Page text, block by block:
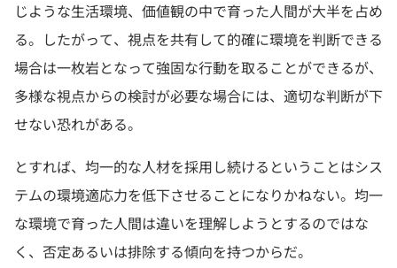
じような生活環境、価値観の中で育った人間が大半を占め
る。したがって、視点を共有して的確に環境を判断できる
場合は一枚岩となって強固な行動を取ることができるが、
多様な視点からの検討が必要な場合には、適切な判断が下
せない恐れがある。
とすれば、均一的な人材を採用し続けるということはシス
テムの環境適応力を低下させることになりかねない。均一
な環境で育った人間は違いを理解しようとするのではな
く、否定あるいは排除する傾向を持つからだ。